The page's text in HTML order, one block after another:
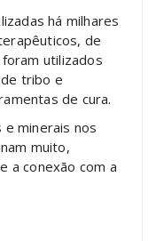
há milhares
de
utilizados
tribo e
de cura.
minerais nos
muito,
a conexão com a